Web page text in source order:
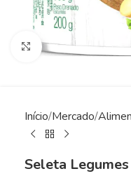
Clique para ampliar
Início Mercado
Seleta